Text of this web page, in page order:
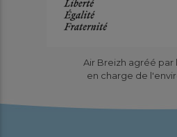
Site de valorisation
surveillance 2025
Pourquoi cette surveillance ?
Air Breizh agréé par
en charge de